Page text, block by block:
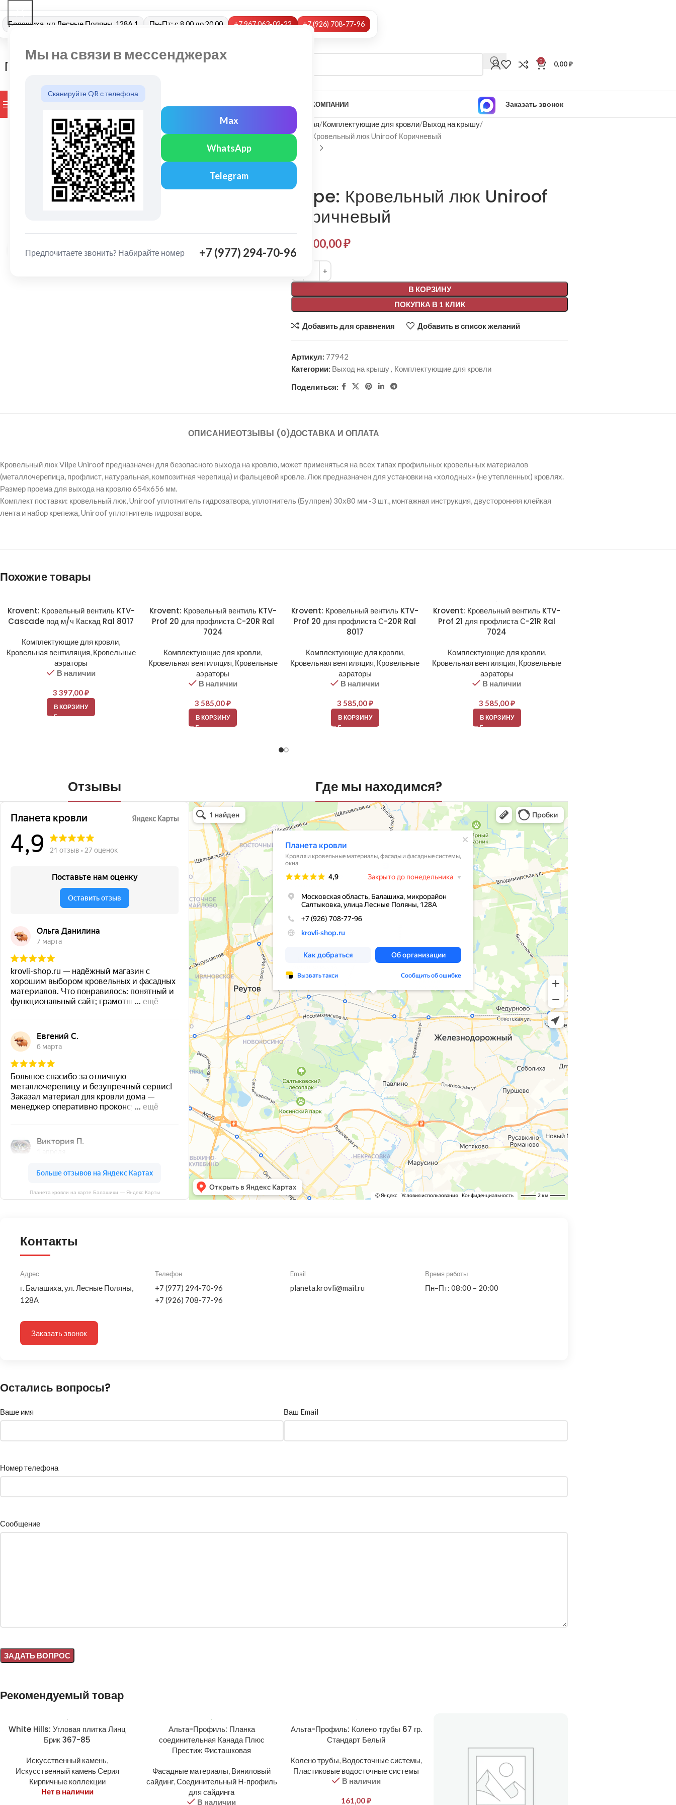
Мы на связи в мессенджерах
Сканируйте QR с телефона
Max
WhatsApp
Telegram
Предпочитаете звонить? Набирайте номер +7 (977) 294-70-96
Балашиха, ул Лесные Поляны, 128А 1 Пн-Пт: с 8.00 до 20.00 +7 967 063-02-22 +7 (926) 708-77-96
0 0,00₽
ПРОСМОТР КАТЕГОРИЙ БРЕНДЫ О КОМПАНИИ Заказать звонок
Нажмите, чтобы увеличить
Главная Комплектующие для кровли Выход на крышу
Vilpe: Кровельный люк Uniroof Коричневый
Vilpe
Vilpe: Кровельный люк Uniroof
Коричневый
32 000,00₽
В КОРЗИНУ
ПОКУПКА В 1 КЛИК
Alternative:
Добавить для сравнения Добавить в список желаний
Артикул: 77942
Категории: Выход на крышу, Комплектующие для кровли
Поделиться:
ОПИСАНИЕОТЗЫВЫ (0)ДОСТАВКА И ОПЛАТА
Кровельный люк Vilpe Uniroof предназначен для безопасного выхода на кровлю, может применяться на всех типах профильных кровельных материалов
(металлочерепица, профлист, натуральная, композитная черепица) и фальцевой кровле. Люк предназначен для установки на «холодных» (не утепленных) кровлях.
Размер проема для выхода на кровлю 654х656 мм.
Комплект поставки: кровельный люк, Uniroof уплотнитель гидрозатвора, уплотнитель (Булпрен) 30х80 мм -3 шт., монтажная инструкция, двусторонняя клейкая
лента и набор крепежа, Uniroof уплотнитель гидрозатвора.
Похожие товары
Krovent: Кровельный вентиль KTV-
Cascade под м/ч Каскад Ral 8017
Комплектующие для кровли,
Кровельная вентиляция, Кровельные
аэраторы
В наличии
3 397,00₽
В КОРЗИНУ
Krovent: Кровельный вентиль KTV-
Prof 20 для профлиста С-20R Ral
7024
Комплектующие для кровли,
Кровельная вентиляция, Кровельные
аэраторы
В наличии
3 585,00₽
В КОРЗИНУ
Krovent: Кровельный вентиль KTV-
Prof 20 для профлиста С-20R Ral
8017
Комплектующие для кровли,
Кровельная вентиляция, Кровельные
аэраторы
В наличии
3 585,00₽
В КОРЗИНУ
Krovent: Кровельный вентиль KTV-
Prof 21 для профлиста С-21R Ral
7024
Комплектующие для кровли,
Кровельная вентиляция, Кровельные
аэраторы
В наличии
3 585,00₽
В КОРЗИНУ
Отзывы
Планета кровли на карте Балашихи — Яндекс Карты
Где мы находимся?
Планета кровли
Кровля и кровельные материалы в Балашихе
Окна в Балашихе
Контакты
Адрес
г. Балашиха, ул. Лесные Поляны,
128А
Телефон
+7 (977) 294-70-96
+7 (926) 708-77-96
Email
planeta.krovli@mail.ru
Время работы
Пн–Пт: 08:00 – 20:00
Заказать звонок
Остались вопросы?
Ваше имя Ваш Email
Номер телефона
Сообщение
Рекомендуемый товар
White Hills: Угловая плитка Линц
Брик 367-85
Искусственный камень,
Искусственный камень Серия
Кирпичные коллекции
Нет в наличии
Альта-Профиль: Планка
соединительная Канада Плюс
Престиж Фисташковая
Фасадные материалы, Виниловый
сайдинг,Соединительный H-профиль
для сайдинга
В наличии
Альта-Профиль: Колено трубы 67 гр.
Стандарт Белый
Колено трубы, Водосточные системы,
Пластиковые водосточные системы
В наличии
161,00₽